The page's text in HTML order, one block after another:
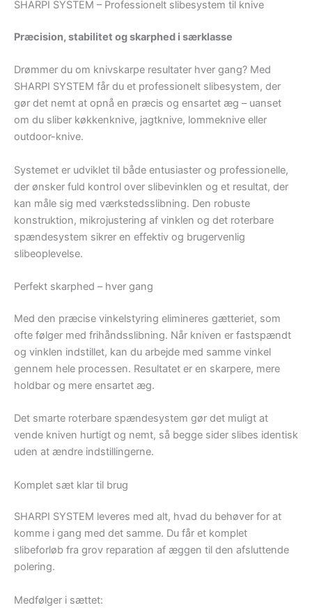
SHARPI SYSTEM – Professionelt slibesystem til knive
Præcision, stabilitet og skarphed i særklasse
Drømmer du om knivskarpe resultater hver gang? Med
SHARPI SYSTEM får du et professionelt slibesystem, der
gør det nemt at opnå en præcis og ensartet æg – uanset
om du sliber køkkenknive, jagtknive, lommeknive eller
outdoor-knive.
Systemet er udviklet til både entusiaster og professionelle,
der ønsker fuld kontrol over slibevinklen og et resultat, der
kan måle sig med værkstedsslibning. Den robuste
konstruktion, mikrojustering af vinklen og det roterbare
spændesystem sikrer en effektiv og brugervenlig
slibeoplevelse.
Perfekt skarphed – hver gang
Med den præcise vinkelstyring elimineres gætteriet, som
ofte følger med frihåndsslibning. Når kniven er fastspændt
og vinklen indstillet, kan du arbejde med samme vinkel
gennem hele processen. Resultatet er en skarpere, mere
holdbar og mere ensartet æg.
Det smarte roterbare spændesystem gør det muligt at
vende kniven hurtigt og nemt, så begge sider slibes identisk
uden at ændre indstillingerne.
Komplet sæt klar til brug
SHARPI SYSTEM leveres med alt, hvad du behøver for at
komme i gang med det samme. Du får et komplet
slibeforløb fra grov reparation af æggen til den afsluttende
polering.
Medfølger i sættet: